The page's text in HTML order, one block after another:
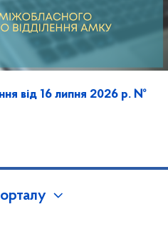
від 16 липня 2026 р. №